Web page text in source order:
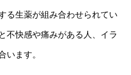
る生薬が組み合わせられてい
不快感や痛みがある人、イラ
います。